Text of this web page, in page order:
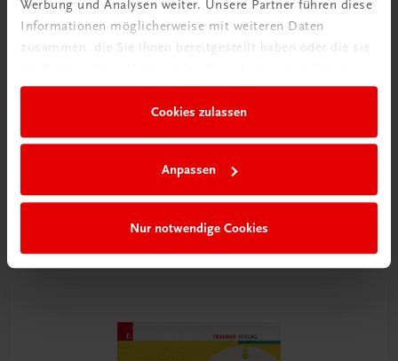
Werbung und Analysen weiter. Unsere Partner führen diese
Informationen möglicherweise mit weiteren Daten
zusammen, die Sie ihnen bereitgestellt haben oder die sie
Cookies zulassen
Anpassen
Nur notwendige Cookies
Geografie (Wirtschafts- und Kulturräume)